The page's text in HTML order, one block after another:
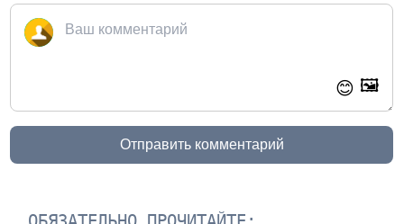
😊 🖼️
Отправить комментарий